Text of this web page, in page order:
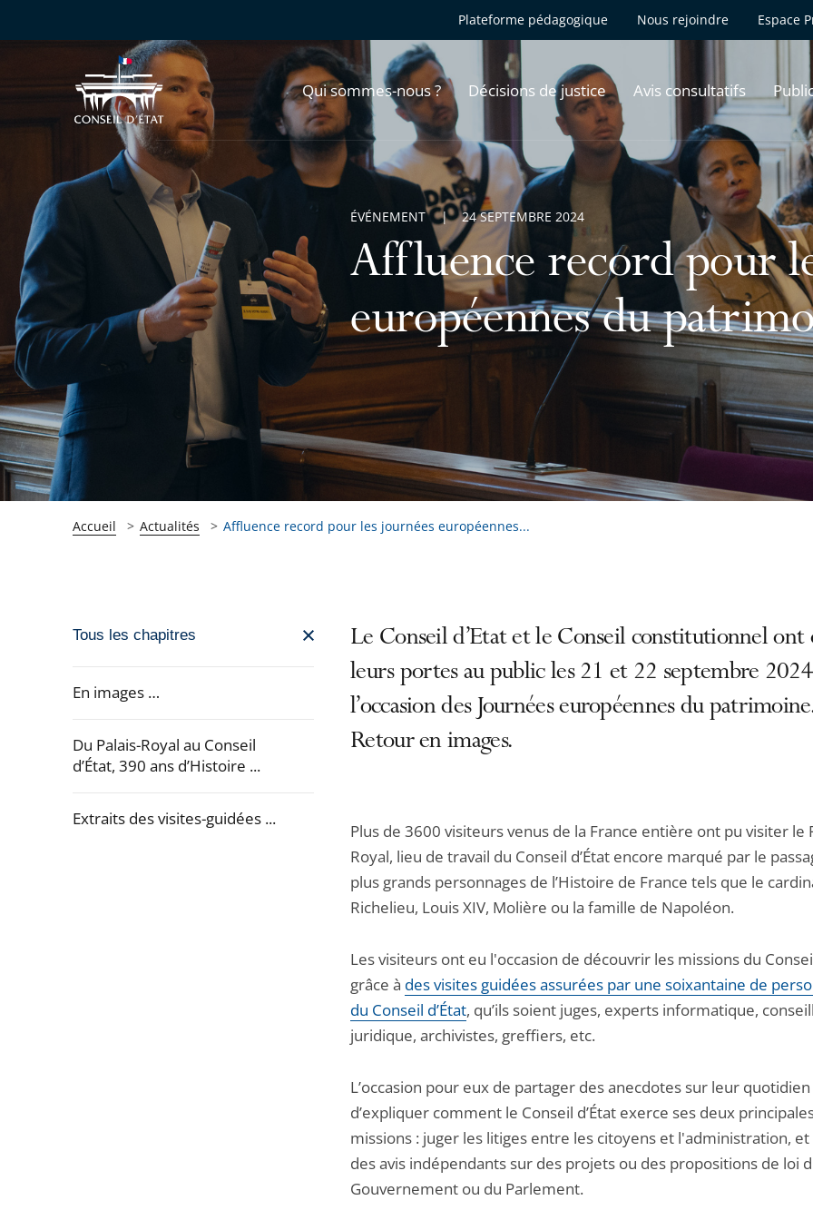
Plateforme pédagogique Nous rejoindre Espace
Qui sommes-nous ? Décisions de justice Avis consultatifs
Affluence record pour
européennes du
ÉVÉNEMENT 24 SEPTEMBRE 2024
Accueil Actualités Affluence record pour les journées européennes...
Passer
navigation
l'article
pour
après
Tous les chapitres
En images …
Du Palais-Royal au Conseil
d’État, 390 ans d’Histoire ...
Extraits des visites-guidées ...
Le Conseil d’Etat et le Conseil constitutionnel ont
leurs portes au public les 21 et 22 septembre
l’occasion des Journées européennes du patrimoine.
Retour en images.
Plus de 3600 visiteurs venus de la France entière ont pu visiter le
Royal, lieu de travail du Conseil d’État encore marqué par le
plus grands personnages de l’Histoire de France tels que le
Richelieu, Louis XIV, Molière ou la famille de Napoléon.
Les visiteurs ont eu l'occasion de découvrir les missions du
grâce à des visites guidées assurées par une soixantaine de
du Conseil d’État, qu’ils soient juges, experts informatique,
juridique, archivistes, greffiers, etc.
L’occasion pour eux de partager des anecdotes sur leur
d’expliquer comment le Conseil d’État exerce ses deux
missions : juger les litiges entre les citoyens et l'administration,
des avis indépendants sur des projets ou des propositions de loi
Gouvernement ou du Parlement.